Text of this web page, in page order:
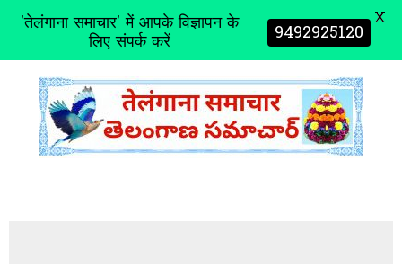
'तेलंगाना समाचार' में आपके विज्ञापन के
लिए संपर्क करें 9492925120 X